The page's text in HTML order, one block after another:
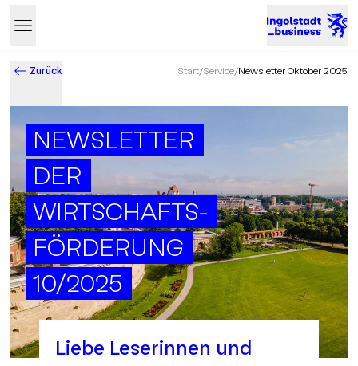
Zurück Start/Service/Newsletter Oktober 2025
NEWSLETTER
DER
WIRTSCHAFTS-
FÖRDERUNG
10/2025
Liebe Leserinnen und